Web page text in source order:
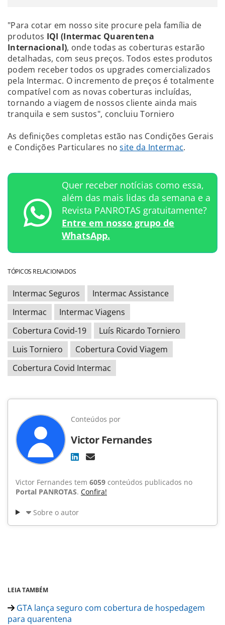
"Para cotar em nosso site procure pela família de
produtos IQI (Intermac Quarentena
Internacional), onde todas as coberturas estarão
detalhadas, com seus preços. Todos estes produtos
podem receber todos os upgrades comercializados
pela Intermac. O incremento de preços é totalmente
compatível com as novas coberturas incluídas,
tornando a viagem de nossos cliente ainda mais
tranquila e sem sustos", concluiu Torniero
As definições completas estão nas Condições Gerais
e Condições Particulares nosite da Intermac.
Quer receber notícias como essa,
além das mais lidas da semana e a
Revista PANROTAS gratuitamente?
Entre em nosso grupo de
WhatsApp.
TÓPICOS RELACIONADOS
Intermac Seguros
Intermac Assistance
Intermac
Intermac Viagens
Cobertura Covid-19
Luís Ricardo Torniero
Luis Torniero
Cobertura Covid Viagem
Cobertura Covid Intermac
Conteúdos por
Victor Fernandes
Victor Fernandes tem 6059 conteúdos publicados no
Portal PANROTAS. Confira!
Sobre o autor
LEIA TAMBÉM
GTA lança seguro com cobertura de hospedagem
para quarentena